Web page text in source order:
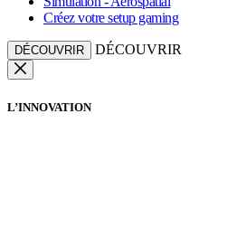
Créez votre setup gaming
DÉCOUVRIR DÉCOUVRIR
L’INNOVATION